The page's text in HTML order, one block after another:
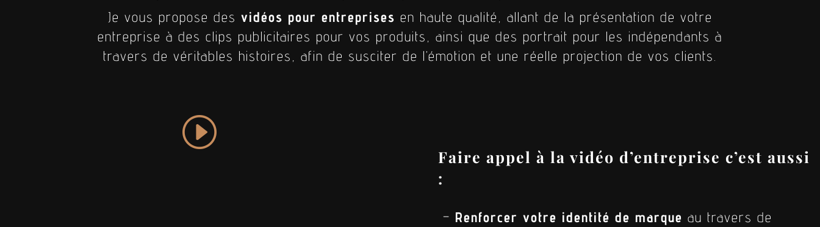
Je vous propose des vidéos pour entreprises en haute qualité, allant de la présentation de votre
entreprise à des clips publicitaires pour vos produits, ainsi que des portrait pour les indépendants à
travers de véritables histoires, afin de susciter de l’émotion et une réelle projection de vos clients.
Faire appel à la vidéo d’entreprise c’est aussi
:
– Renforcer votre identité de marque au travers de